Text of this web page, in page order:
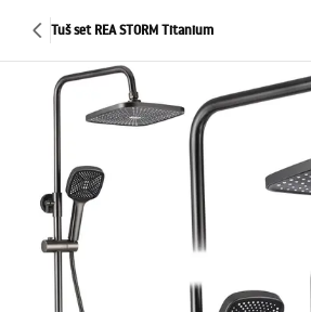
Tuš set REA STORM Titanium